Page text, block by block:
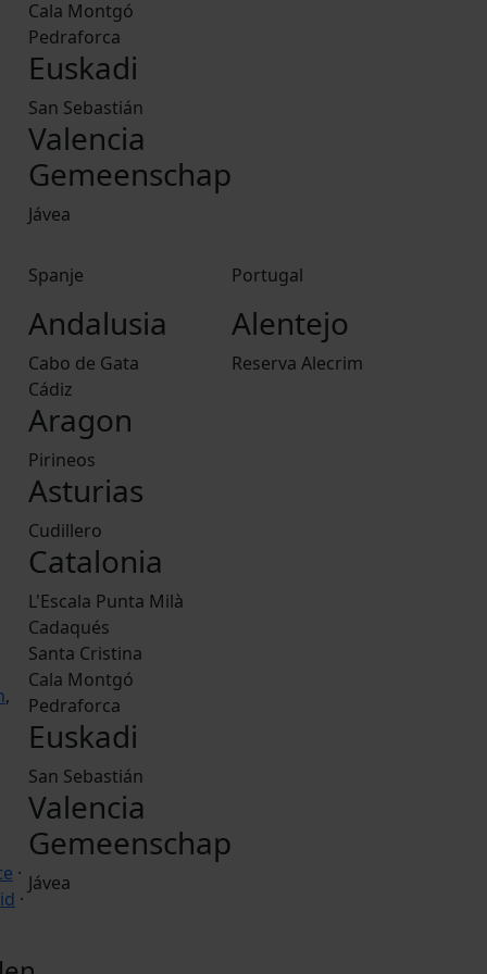
Cala Montgó
Pedraforca
Euskadi
San Sebastián
Valencia
Gemeenschap
Jávea
,
·
·
Spanje
Andalusia
Cabo de Gata
Cádiz
Aragon
Pirineos
Asturias
Cudillero
Catalonia
L'Escala Punta Milà
Cadaqués
Santa Cristina
Cala Montgó
Pedraforca
Euskadi
San Sebastián
Valencia
Gemeenschap
Jávea
Portugal
Alentejo
Reserva Alecrim